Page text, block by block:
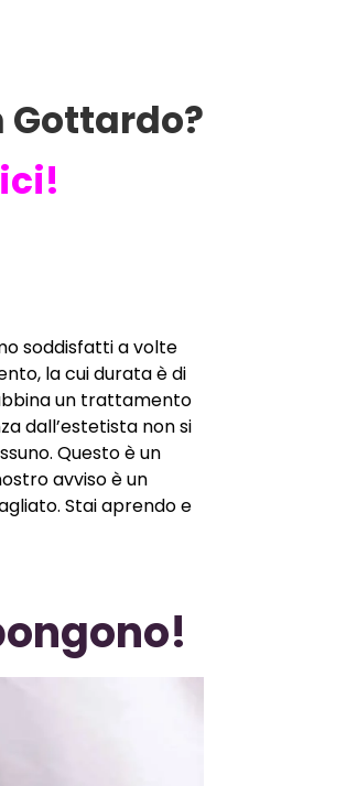
Gottardo?
soddisfatti a volte
la cui durata è di
un trattamento
dall’estetista non si
Questo è un
avviso è un
Stai aprendo e